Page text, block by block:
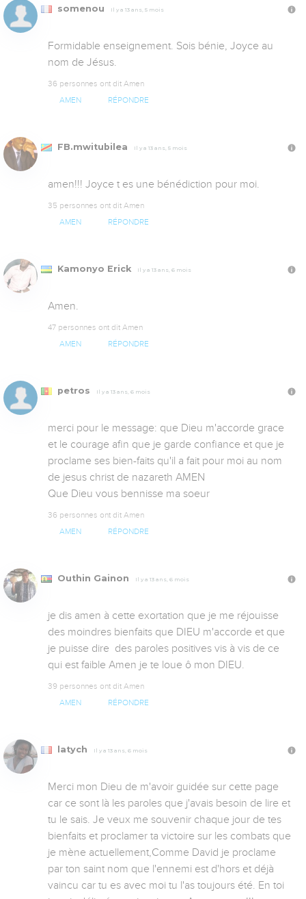
somenou Il y a 13 ans, 5 mois
Formidable enseignement. Sois bénie, Joyce au
nom de Jésus.
36 personnes ont dit Amen
AMEN RÉPONDRE
FB.mwitubilea Il y a 13 ans, 5 mois
amen!!! Joyce t es une bénédiction pour moi.
35 personnes ont dit Amen
AMEN RÉPONDRE
Kamonyo Erick Il y a 13 ans, 6 mois
Amen.
47 personnes ont dit Amen
AMEN RÉPONDRE
petros Il y a 13 ans, 6 mois
merci pour le message: que Dieu m'accorde grace
et le courage afin que je garde confiance et que je
proclame ses bien-faits qu'il a fait pour moi au nom
de jesus christ de nazareth AMEN
Que Dieu vous bennisse ma soeur
36 personnes ont dit Amen
AMEN RÉPONDRE
Outhin Gainon Il y a 13 ans, 6 mois
je dis amen à cette exortation que je me réjouisse
des moindres bienfaits que DIEU m'accorde et que
je puisse dire  des paroles positives vis à vis de ce
qui est faible Amen je te loue ô mon DIEU.
39 personnes ont dit Amen
AMEN RÉPONDRE
latych Il y a 13 ans, 6 mois
Merci mon Dieu de m'avoir guidée sur cette page
car ce sont là les paroles que j'avais besoin de lire et
tu le sais. Je veux me souvenir chaque jour de tes
bienfaits et proclamer ta victoire sur les combats que
je mène actuellement,Comme David je proclame
par ton saint nom que l'ennemi est d'hors et déjà
vaincu car tu es avec moi tu l'as toujours été. En toi